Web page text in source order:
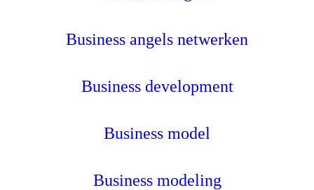
Business angels netwerken
Business development
Business model
Business modeling